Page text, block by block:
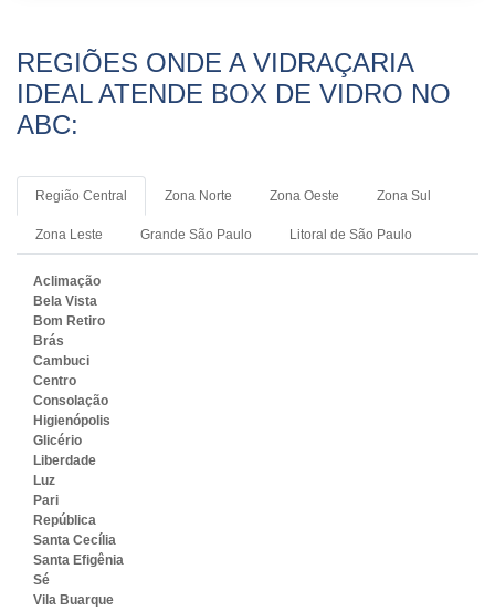
REGIÕES ONDE A VIDRAÇARIA
IDEAL ATENDE BOX DE VIDRO NO
ABC:
Região Central Zona Norte Zona Oeste Zona Sul
Zona Leste Grande São Paulo Litoral de São Paulo
Aclimação
Bela Vista
Bom Retiro
Brás
Cambuci
Centro
Consolação
Higienópolis
Glicério
Liberdade
Luz
Pari
República
Santa Cecília
Santa Efigênia
Sé
Vila Buarque